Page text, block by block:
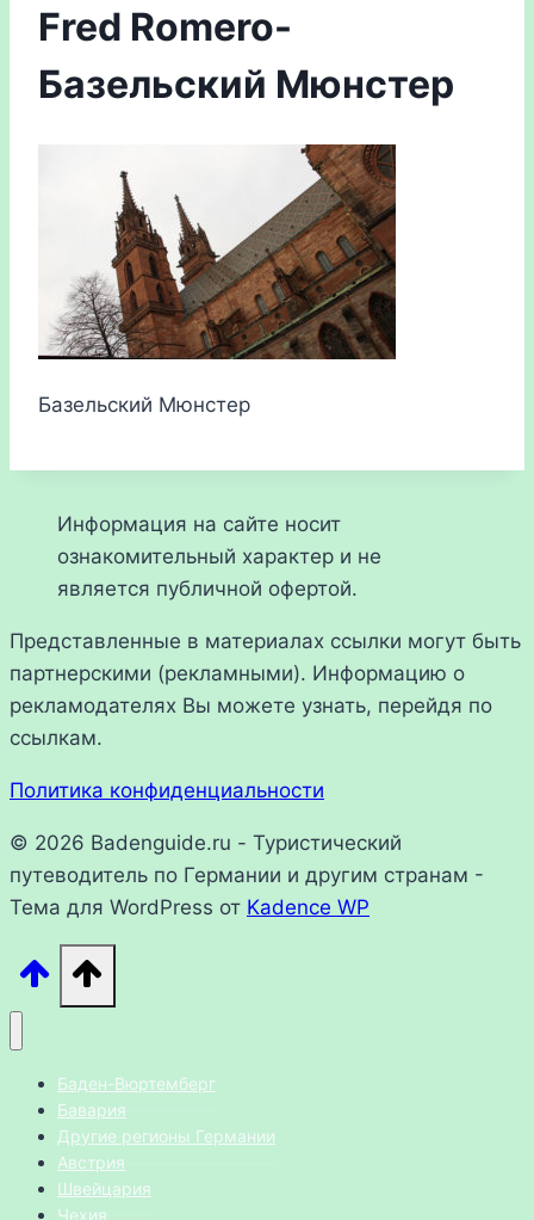
Fred Romero-
Базельский Мюнстер
Базельский Мюнстер
Информация на сайте носит
ознакомительный характер и не
является публичной офертой.
Представленные в материалах ссылки могут быть
партнерскими (рекламными). Информацию о
рекламодателях Вы можете узнать, перейдя по
ссылкам.
Политика конфиденциальности
© 2026 Badenguide.ru - Туристический
путеводитель по Германии и другим странам -
Тема для WordPress от Kadence WP
Баден-Вюртемберг
Бавария
Другие регионы Германии
Австрия
Швейцария
Чехия